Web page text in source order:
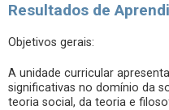
Resultados de
Objetivos gerais:
A unidade curricular
significativas no domínio da
teoria social, da teoria e